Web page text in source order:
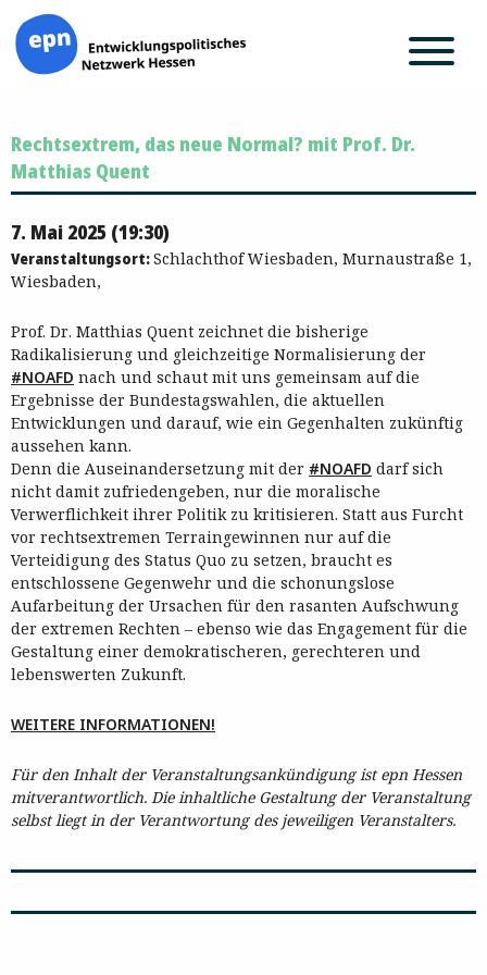
Inhalt
springen
Rechtsextrem, das neue Normal? mit Prof. Dr.
Matthias Quent
7. Mai 2025 (19:30)
Veranstaltungsort:Schlachthof Wiesbaden, Murnaustraße 1,
Wiesbaden,
Prof. Dr. Matthias Quent zeichnet die bisherige
Radikalisierung und gleichzeitige Normalisierung der
#NOAFD nach und schaut mit uns gemeinsam auf die
Ergebnisse der Bundestagswahlen, die aktuellen
Entwicklungen und darauf, wie ein Gegenhalten zukünftig
aussehen kann.
Denn die Auseinandersetzung mit der #NOAFD darf sich
nicht damit zufriedengeben, nur die moralische
Verwerflichkeit ihrer Politik zu kritisieren. Statt aus Furcht
vor rechtsextremen Terraingewinnen nur auf die
Verteidigung des Status Quo zu setzen, braucht es
entschlossene Gegenwehr und die schonungslose
Aufarbeitung der Ursachen für den rasanten Aufschwung
der extremen Rechten – ebenso wie das Engagement für die
Gestaltung einer demokratischeren, gerechteren und
lebenswerten Zukunft.
WEITERE INFORMATIONEN!
Für den Inhalt der Veranstaltungsankündigung ist epn Hessen
mitverantwortlich. Die inhaltliche Gestaltung der Veranstaltung
selbst liegt in der Verantwortung des jeweiligen Veranstalters.